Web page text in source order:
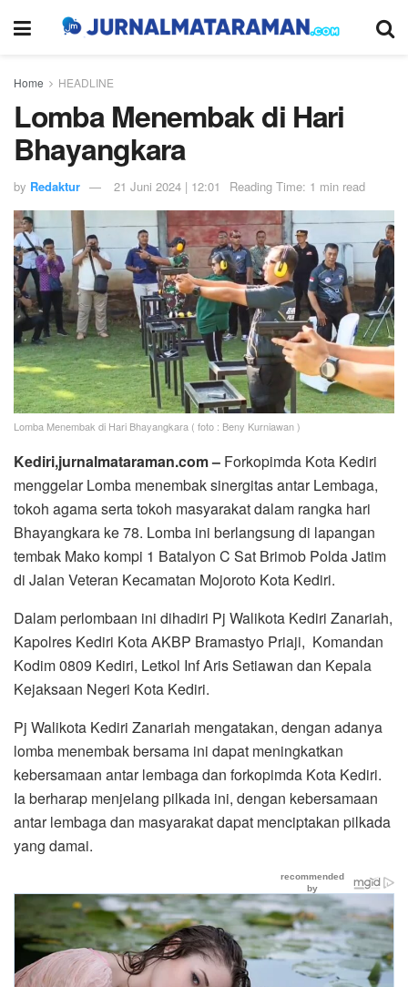
Home HEADLINE
Lomba Menembak di Hari
Bhayangkara
by Redaktur 21 Juni 2024 | 12:01 Reading Time: 1 min read
Lomba Menembak di Hari Bhayangkara ( foto : Beny Kurniawan )
Kediri,jurnalmataraman.com – Forkopimda Kota Kediri
menggelar Lomba menembak sinergitas antar Lembaga,
tokoh agama serta tokoh masyarakat dalam rangka hari
Bhayangkara ke 78. Lomba ini berlangsung di lapangan
tembak Mako kompi 1 Batalyon C Sat Brimob Polda Jatim
di Jalan Veteran Kecamatan Mojoroto Kota Kediri.
Dalam perlombaan ini dihadiri Pj Walikota Kediri Zanariah,
Kapolres Kediri Kota AKBP Bramastyo Priaji, Komandan
Kodim 0809 Kediri, Letkol Inf Aris Setiawan dan Kepala
Kejaksaan Negeri Kota Kediri.
Pj Walikota Kediri Zanariah mengatakan, dengan adanya
lomba menembak bersama ini dapat meningkatkan
kebersamaan antar lembaga dan forkopimda Kota Kediri.
Ia berharap menjelang pilkada ini, dengan kebersamaan
antar lembaga dan masyarakat dapat menciptakan pilkada
yang damai.